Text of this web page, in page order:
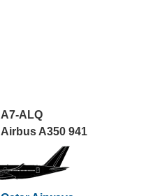
A7-ALQ
Airbus A350 941